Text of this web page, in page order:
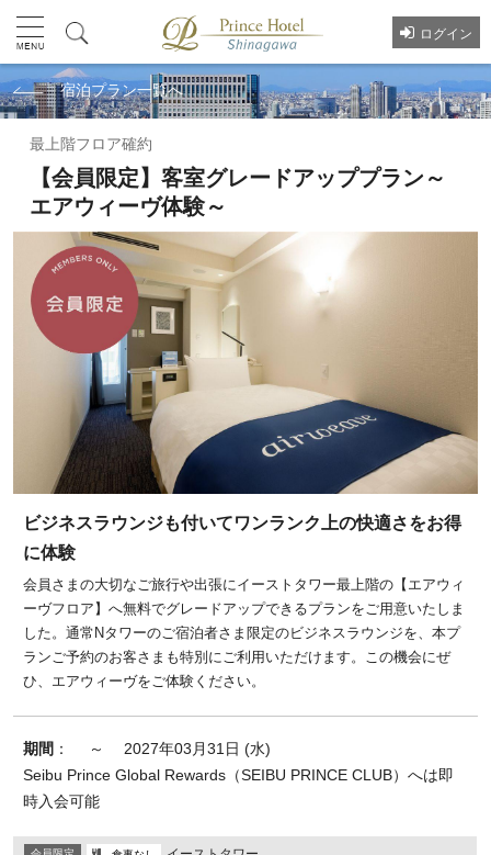
ログイン
宿泊プラン一覧へ
最上階フロア確約
【会員限定】客室グレードアッププラン～
エアウィーヴ体験～
ビジネスラウンジも付いてワンランク上の快適さをお得
に体験
会員さまの大切なご旅行や出張にイーストタワー最上階の【エアウィ
ーヴフロア】へ無料でグレードアップできるプランをご用意いたしま
した。通常Nタワーのご宿泊者さま限定のビジネスラウンジを、本プ
ランご予約のお客さまも特別にご利用いただけます。この機会にぜ
ひ、エアウィーヴをご体験ください。
期間： ～ 2027年03月31日 (水)
Seibu Prince Global Rewards（SEIBU PRINCE CLUB）へは即
時入会可能